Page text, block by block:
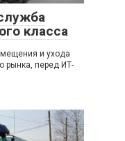
класса
и ухода
рынка, перед ИТ-